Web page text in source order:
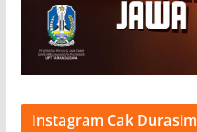
Instagram Cak Durasim